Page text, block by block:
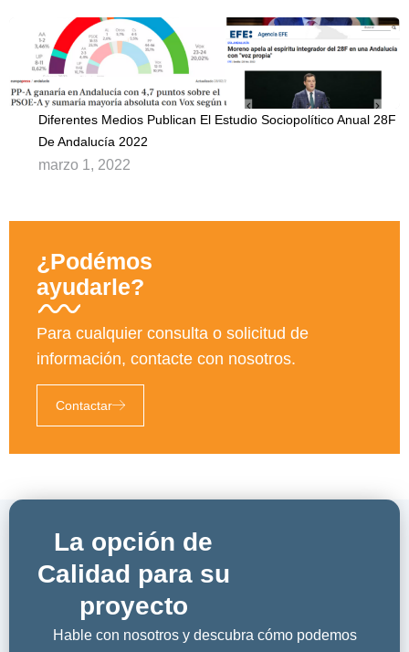
Diferentes Medios Publican El Estudio Sociopolítico Anual 28F
De Andalucía 2022
marzo 1, 2022
¿Podémos
ayudarle?
Para cualquier consulta o solicitud de
información, contacte con nosotros.
Contactar
La opción de
Calidad para su
proyecto
Hable con nosotros y descubra cómo podemos